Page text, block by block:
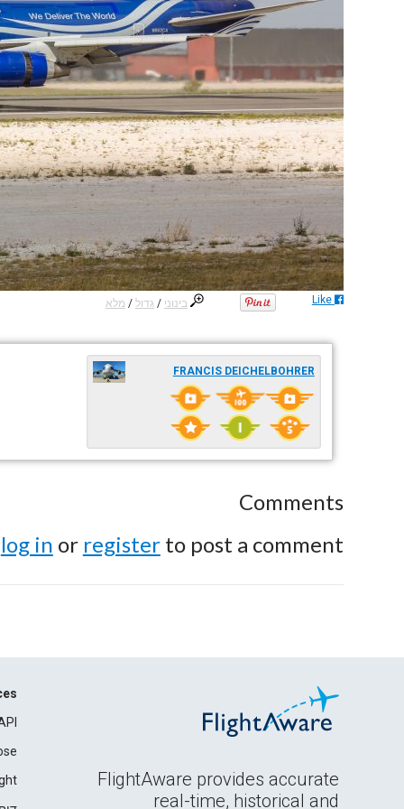
בינוני /גדול / מלא Like
FRANCIS DEICHELBOHRER
Comments
log in or registerto post a comment.
FlightAware provides accurate
real-time, historical and